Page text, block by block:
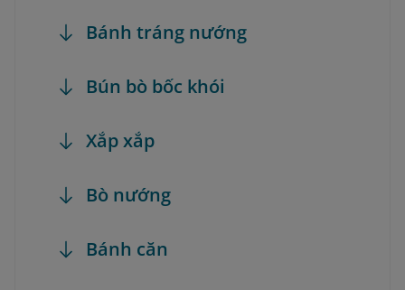
Bánh tráng nướng
Bún bò bốc khói
Xắp xắp
Bò nướng
Bánh căn